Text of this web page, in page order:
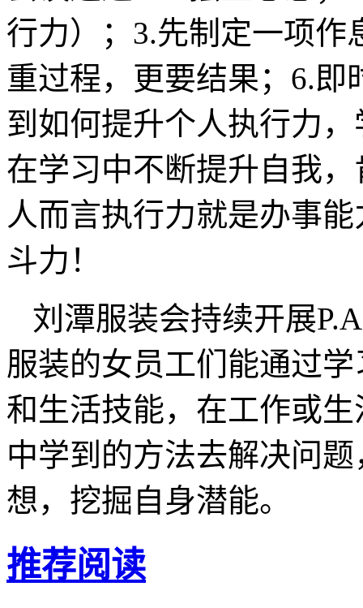
行力）；3.先制定一项作
重过程，更要结果；6.即
到如何提升个人执行力
在学习中不断提升自我
人而言执行力就是办事
斗力！
刘潭服装会持续开展
服装的女员工们能通过
和生活技能，在工作或
中学到的方法去解决问
想，挖掘自身潜能。
推荐阅读